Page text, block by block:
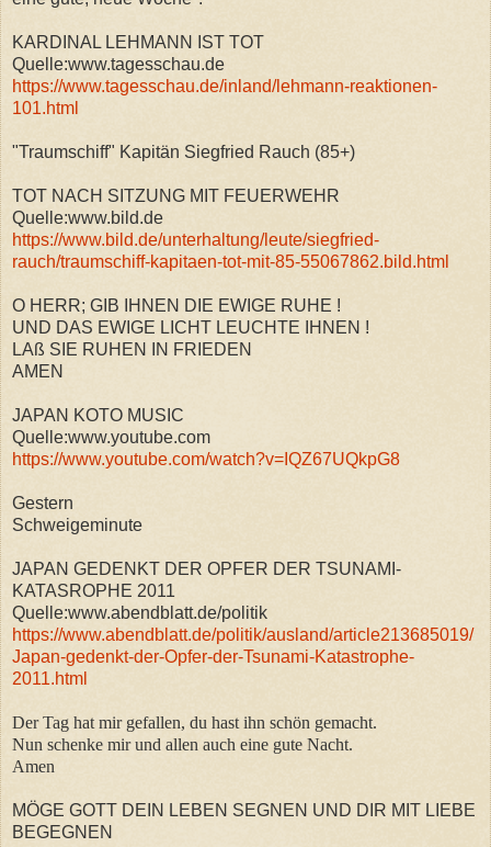
KARDINAL LEHMANN IST TOT
Quelle:www.tagesschau.de
https://www.tagesschau.de/inland/lehmann-reaktionen-
101.html
"Traumschiff" Kapitän Siegfried Rauch (85+)
TOT NACH SITZUNG MIT FEUERWEHR
Quelle:www.bild.de
https://www.bild.de/unterhaltung/leute/siegfried-
rauch/traumschiff-kapitaen-tot-mit-85-55067862.bild.html
O HERR; GIB IHNEN DIE EWIGE RUHE !
UND DAS EWIGE LICHT LEUCHTE IHNEN !
LAß SIE RUHEN IN FRIEDEN
AMEN
JAPAN KOTO MUSIC
Quelle:www.youtube.com
https://www.youtube.com/watch?v=IQZ67UQkpG8
Gestern
Schweigeminute
JAPAN GEDENKT DER OPFER DER TSUNAMI-
KATASROPHE 2011
Quelle:www.abendblatt.de/politik
https://www.abendblatt.de/politik/ausland/article213685019/
Japan-gedenkt-der-Opfer-der-Tsunami-Katastrophe-
2011.html
Der Tag hat mir gefallen, du hast ihn schön gemacht.
Nun schenke mir und allen auch eine gute Nacht.
Amen
MÖGE GOTT DEIN LEBEN SEGNEN UND DIR MIT LIEBE
BEGEGNEN